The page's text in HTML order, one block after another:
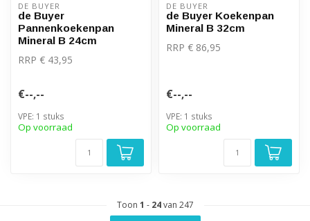
DE BUYER
de Buyer
Pannenkoekenpan
Mineral B 24cm
RRP € 43,95
€--,--
VPE: 1 stuks
Op voorraad
DE BUYER
de Buyer Koekenpan
Mineral B 32cm
RRP € 86,95
€--,--
VPE: 1 stuks
Op voorraad
Toon 1 - 24van 247